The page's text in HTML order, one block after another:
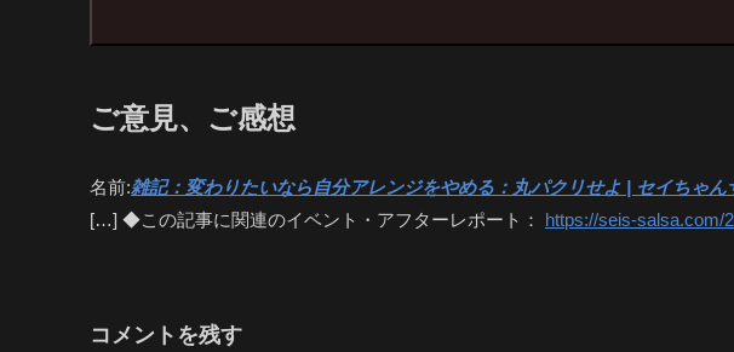
ご意見、ご感想
名前:雑記：変わりたいなら自分アレンジをやめる：丸パクリせよ | セイちゃん
[…] ◆この記事に関連のイベント・アフターレポート： https://seis-salsa.com/
コメントを残す